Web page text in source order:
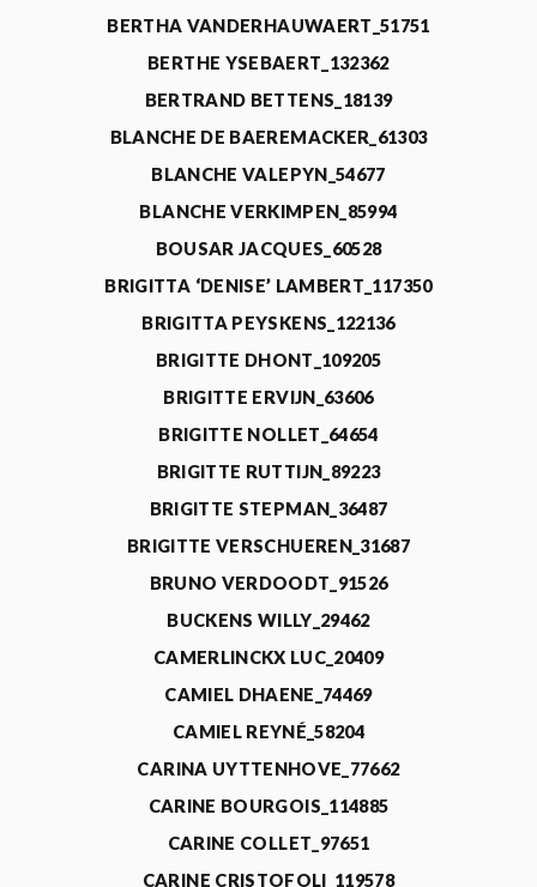
BERTHA VANDERHAUWAERT_51751
BERTHE YSEBAERT_132362
BERTRAND BETTENS_18139
BLANCHE DE BAEREMACKER_61303
BLANCHE VALEPYN_54677
BLANCHE VERKIMPEN_85994
BOUSAR JACQUES_60528
BRIGITTA ‘DENISE’ LAMBERT_117350
BRIGITTA PEYSKENS_122136
BRIGITTE DHONT_109205
BRIGITTE ERVIJN_63606
BRIGITTE NOLLET_64654
BRIGITTE RUTTIJN_89223
BRIGITTE STEPMAN_36487
BRIGITTE VERSCHUEREN_31687
BRUNO VERDOODT_91526
BUCKENS WILLY_29462
CAMERLINCKX LUC_20409
CAMIEL DHAENE_74469
CAMIEL REYNÉ_58204
CARINA UYTTENHOVE_77662
CARINE BOURGOIS_114885
CARINE COLLET_97651
CARINE CRISTOFOLI_119578